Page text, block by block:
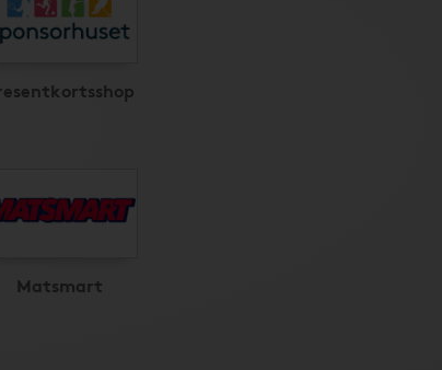
Matsmart